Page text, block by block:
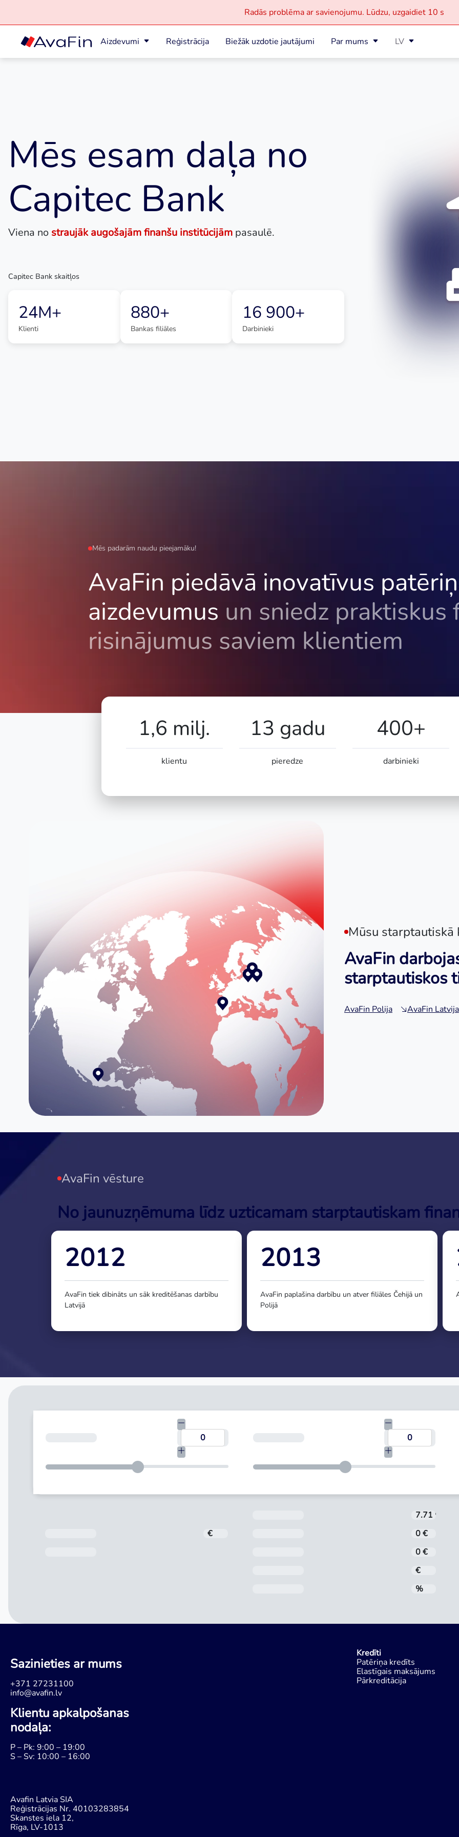
Skip
Radās problēma ar savienojumu. Lūdzu, uzgaidiet 10 s
Aizdevumi Reģistrācija Biežāk uzdotie jautājumi Par mums LV
Mēs esam daļa no
Capitec Bank
Viena no straujāk augošajām finanšu institūcijām pasaulē.
Capitec Bank skaitļos
24M+
Klienti
880+
Bankas filiāles
16 900+
Darbinieki
Mēs padarām naudu pieejamāku!
AvaFin piedāvā inovatīvus
aizdevumus un sniedz praktiskus
risinājumus saviem klientiem
1,6 milj.
klientu
13 gadu
pieredze
400+
darbinieki
Mūsu starptautiskā
AvaFin
starptautiskos
AvaFin Polija AvaFin Latvija
AvaFin vēsture
No jaunuzņēmuma līdz uzticamam starptautiskam
2012
AvaFin tiek dibināts un sāk kreditēšanas darbību
Latvijā
2013
AvaFin paplašina darbību un atver filiāles Čehijā un
Polijā
Aizdevuma procentu likme tiek noteikta
7.71 %
€
0 €
0 €
€
%
Sazinieties ar mums
+371 27231100
info@avafin.lv
Klientu apkalpošanas
nodaļa:
P – Pk: 9:00 – 19:00
S – Sv: 10:00 – 16:00
Avafin Latvia SIA
Reģistrācijas Nr. 40103283854
Skanstes iela 12,
Rīga, LV-1013
Kredīti
Patēriņa kredīts
Elastīgais maksājums
Pārkreditācija